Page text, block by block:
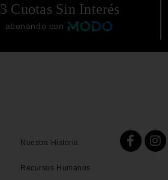
3 Cuotas Sin Interés
abonando con
Nuestra Historia
Recursos Humanos